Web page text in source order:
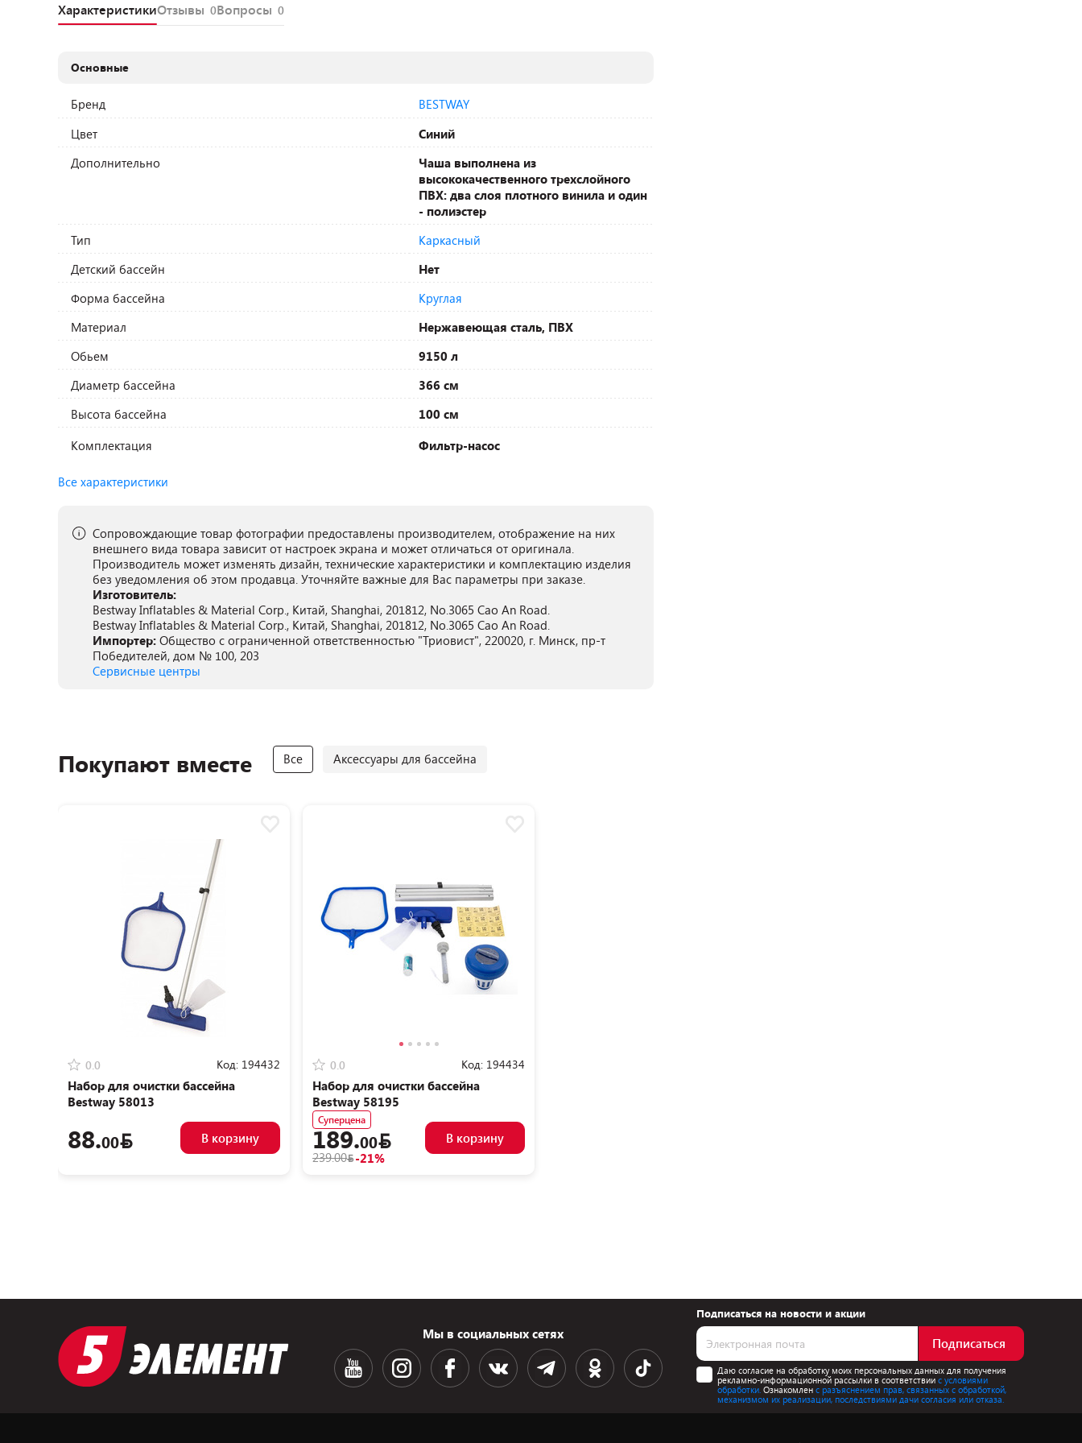
ХарактеристикиОтзывы 0Вопросы 0
Основные
Бренд
BESTWAY
Цвет
Синий
Дополнительно
Чаша выполнена из
высококачественного трехслойного
ПВХ: два слоя плотного винила и один
- полиэстер
Тип
Каркасный
Детский бассейн
Нет
Форма бассейна
Круглая
Материал
Нержавеющая сталь, ПВХ
Обьем
9150 л
Диаметр бассейна
366 см
Высота бассейна
100 см
Комплектация
Фильтр-насос
Все характеристики
Сопровождающие товар фотографии предоставлены производителем, отображение на них
внешнего вида товара зависит от настроек экрана и может отличаться от оригинала.
Производитель может изменять дизайн, технические характеристики и комплектацию изделия
без уведомления об этом продавца. Уточняйте важные для Вас параметры при заказе.
Изготовитель:
Bestway Inflatables & Material Corp., Китай, Shanghai, 201812, No.3065 Cao An Road.
Bestway Inflatables & Material Corp., Китай, Shanghai, 201812, No.3065 Cao An Road.
Импортер: Общество с ограниченной ответственностью "Триовист", 220020, г. Минск, пр-т
Победителей, дом № 100, 203
Сервисные центры
Покупают вместе Все Аксессуары для бассейна
0.0 Код: 194432
Набор для очистки бассейна
Bestway 58013
88.00 В корзину
0.0 Код: 194434
Набор для очистки бассейна
Bestway 58195
Суперцена
189.00
239.00 -21%
В корзину
Мы в социальных сетях
Подписаться на новости и акции
Подписаться
Даю согласие на обработку моих персональных данных для получения
рекламно-информационной рассылки в соответствиис условиями
обработки. Ознакомлен с разъяснением прав, связанных с обработкой,
механизмом их реализации, последствиями дачи согласия или отказа.